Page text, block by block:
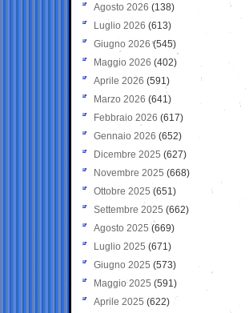
Agosto 2026 (138)
Luglio 2026 (613)
Giugno 2026 (545)
Maggio 2026 (402)
Aprile 2026 (591)
Marzo 2026 (641)
Febbraio 2026 (617)
Gennaio 2026 (652)
Dicembre 2025 (627)
Novembre 2025 (668)
Ottobre 2025 (651)
Settembre 2025 (662)
Agosto 2025 (669)
Luglio 2025 (671)
Giugno 2025 (573)
Maggio 2025 (591)
Aprile 2025 (622)